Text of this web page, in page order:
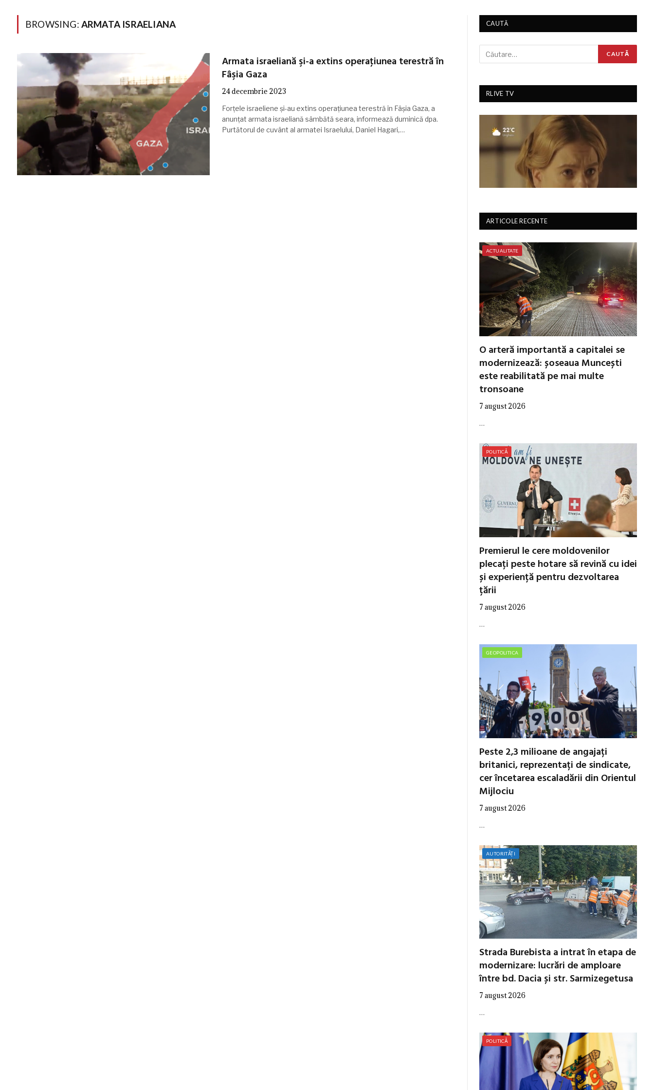
BROWSING: ARMATA ISRAELIANA
Armata israeliană şi-a extins operaţiunea terestră în
Fâşia Gaza
24 decembrie 2023
Forţele israeliene şi-au extins operaţiunea terestră în Fâşia Gaza, a
anunţat armata israeliană sâmbătă seara, informează duminică dpa.
Purtătorul de cuvânt al armatei Israelului, Daniel Hagari,…
CAUTĂ
RLIVE TV
ARTICOLE RECENTE
ACTUALITATE
O arteră importantă a capitalei se
modernizează: șoseaua Muncești
este reabilitată pe mai multe
tronsoane
7 august 2026
…
POLITICĂ
Premierul le cere moldovenilor
plecați peste hotare să revină cu idei
și experiență pentru dezvoltarea
țării
7 august 2026
…
GEOPOLITICA
Peste 2,3 milioane de angajați
britanici, reprezentați de sindicate,
cer încetarea escaladării din Orientul
Mijlociu
7 august 2026
…
AUTORITĂȚI
Strada Burebista a intrat în etapa de
modernizare: lucrări de amploare
între bd. Dacia și str. Sarmizegetusa
7 august 2026
…
POLITICĂ